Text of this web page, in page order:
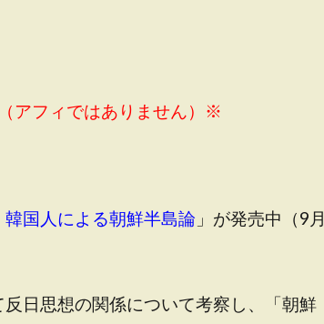
アフィではありません）※
国人による朝鮮半島論 」が発売中（9月
日思想の関係について考察し、「朝鮮